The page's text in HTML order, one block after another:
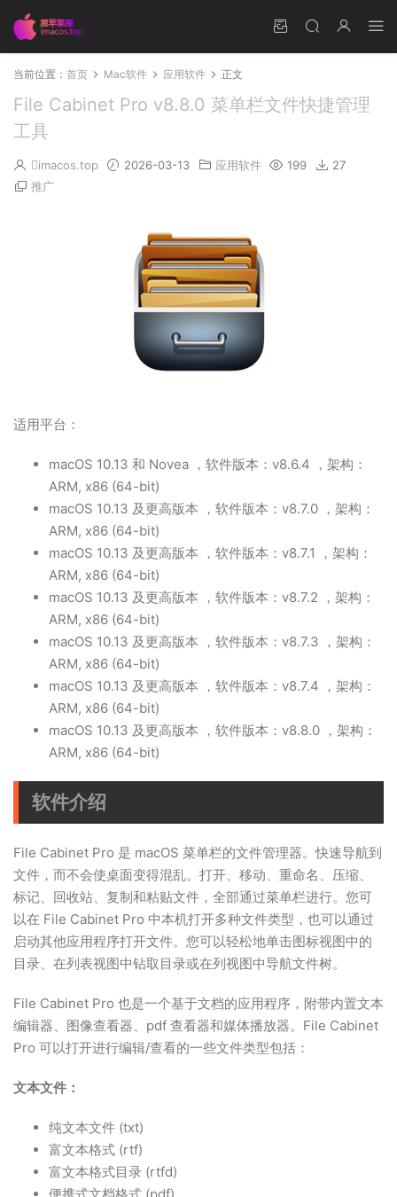
当前位置： 首页 Mac软件 应用软件 正文
File Cabinet Pro v8.8.0 菜单栏文件快捷管理
工具
imacos.top 2026-03-13 应用软件 199
27
推广
适用平台：
macOS 10.13 和 Novea ，软件版本：v8.6.4 ，架构：
ARM, x86 (64-bit)
macOS 10.13 及更高版本 ，软件版本：v8.7.0 ，架构：
ARM, x86 (64-bit)
macOS 10.13 及更高版本 ，软件版本：v8.7.1 ，架构：
ARM, x86 (64-bit)
macOS 10.13 及更高版本 ，软件版本：v8.7.2 ，架构：
ARM, x86 (64-bit)
macOS 10.13 及更高版本 ，软件版本：v8.7.3 ，架构：
ARM, x86 (64-bit)
macOS 10.13 及更高版本 ，软件版本：v8.7.4 ，架构：
ARM, x86 (64-bit)
macOS 10.13 及更高版本 ，软件版本：v8.8.0 ，架构：
ARM, x86 (64-bit)
软件介绍
File Cabinet Pro 是 macOS 菜单栏的文件管理器。快速导航到
文件，而不会使桌面变得混乱。打开、移动、重命名、压缩、
标记、回收站、复制和粘贴文件，全部通过菜单栏进行。您可
以在 File Cabinet Pro 中本机打开多种文件类型，也可以通过
启动其他应用程序打开文件。您可以轻松地单击图标视图中的
目录、在列表视图中钻取目录或在列视图中导航文件树。
File Cabinet Pro 也是一个基于文档的应用程序，附带内置文本
编辑器、图像查看器、pdf 查看器和媒体播放器。File Cabinet
Pro 可以打开进行编辑/查看的一些文件类型包括：
文本文件：
纯文本文件 (txt)
富文本格式 (rtf)
富文本格式目录 (rtfd)